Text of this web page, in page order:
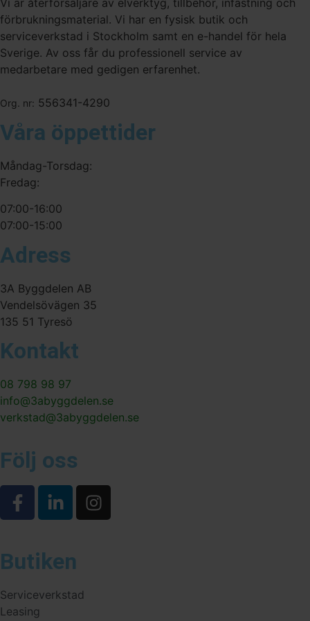
Vi är återförsäljare av elverktyg, tillbehör, infästning och
förbrukningsmaterial. Vi har en fysisk butik och
serviceverkstad i Stockholm samt en e-handel för hela
Sverige. Av oss får du professionell service av
medarbetare med gedigen erfarenhet.
Org. nr: 556341-4290
Våra öppettider
Måndag-Torsdag:
Fredag:
07:00-16:00
07:00-15:00
Adress
3A Byggdelen AB
Vendelsövägen 35
135 51 Tyresö
Kontakt
08 798 98 97
info@3abyggdelen.se
verkstad@3abyggdelen.se
Följ oss
Butiken
Serviceverkstad
Leasing